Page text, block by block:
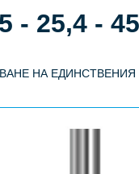
- 25,4 -
НА ЕДИНСТВЕНИЯ